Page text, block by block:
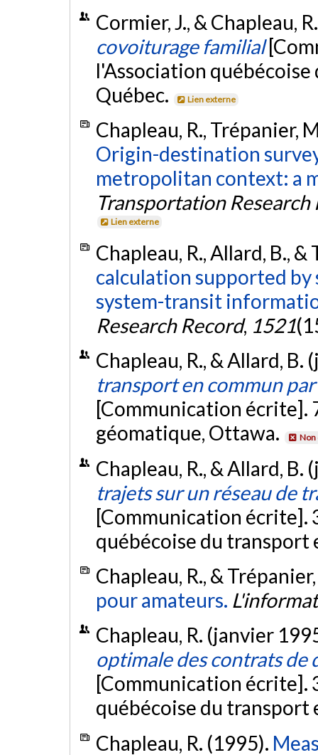
Cormier, J., & Chapleau,
covoiturage familial
l'Association
Québec.
Lien externe
Chapleau, R., Trépanier,
Origin-destination
metropolitan context: a
Transportation Research
Lien externe
Chapleau, R., Allard, B.,
calculation supported
system-transit
Research Record, 1521
Chapleau, R., & Allard,
transport en commun
[Communication écrite].
géomatique, Ottawa.
Non
Chapleau, R., & Allard,
trajets sur un réseau de
[Communication écrite].
québécoise du transport
Chapleau, R., &
pour amateurs.
Chapleau, R. (janvier
optimale des contrats
[Communication écrite].
québécoise du transport
Chapleau, R. (1995).